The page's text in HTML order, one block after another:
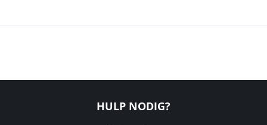
HULP NODIG?